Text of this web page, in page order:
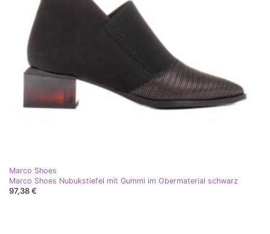
Marco Shoes
Marco Shoes Nubukstiefel mit Gummi im Obermaterial schwarz
97,38 €